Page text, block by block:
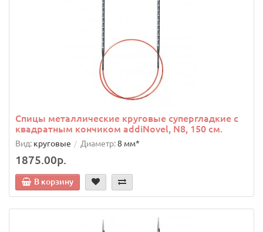
Спицы металлические круговые супергладкие c
квадратным кончиком addiNovel, N8, 150 см.
Вид: круговые Диаметр:8 мм*
1875.00р.
В корзину